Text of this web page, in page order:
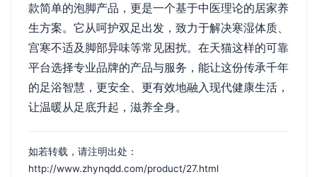
款简单的泡脚产品，更是一个基于中医理论的居家养
生方案。它从呵护双足出发，致力于解决寒湿体质、
宫寒不适及脚部异味等常见困扰。在天猫这样的可靠
平台选择专业品牌的产品与服务，能让这份传承千年
的足浴智慧，更安全、更有效地融入现代健康生活，
让温暖从足底升起，滋养全身。
如若转载，请注明出处：
http://www.zhynqdd.com/product/27.html